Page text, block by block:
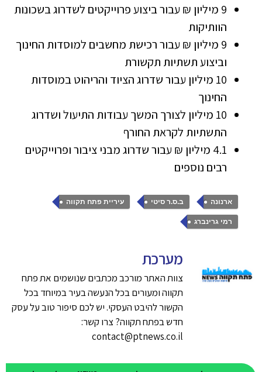
9 מיליון ₪ עבור ביצוע פרוייקטים לשדרוג בשכונות
הוותיקות
9 מיליון ₪ עבור רכישת מחשבים למוסדות החינוך
וביצוע תשתיות תקשורת
10 מיליון עבור שדרוג הציוד והריהוט במוסדות
החינוך
10 מיליון לצורך המשך עבודות התיעול ושדרוג
התשתיות לקראת החורף
4.1 מיליון ₪ עבור שדרוג מבני ציבור ופרוייקטים
רבים נוספים
ארנונה , ב.ס.ר סיטי , עיריית פתח תקווה ,
רמי גרינברג
מערכת
צוות האתר מורכב מכתבים שנושמים את פתח
תקווה ומעורים בכל הנעשה בעיר במיוחד בכל
הקשור להיבט העסקי. יש לכם סיפור טוב על עסק
חדש בפתח תקווה? צרו קשר:
contact@ptnews.co.il